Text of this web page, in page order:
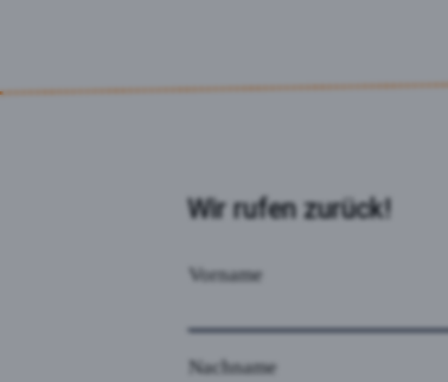
Wir rufen zurück!
Vorname
Nachname